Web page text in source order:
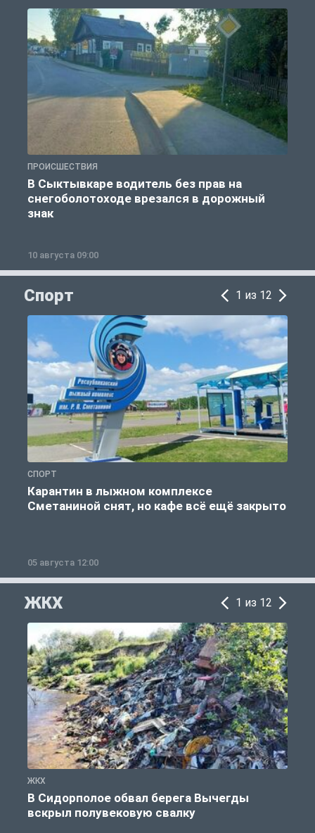
ПРОИСШЕСТВИЯ
В Сыктывкаре водитель без прав на
снегоболотоходе врезался в дорожный
знак
10 августа 09:00
Спорт 1 из 12
СПОРТ
Карантин в лыжном комплексе
Сметаниной снят, но кафе всё ещё закрыто
05 августа 12:00
ЖКХ 1 из 12
ЖКХ
В Сидорполое обвал берега Вычегды
вскрыл полувековую свалку